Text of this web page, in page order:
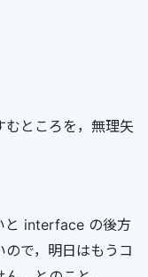
ところを，無理矢
と interface の後方
で，明日はもうコ